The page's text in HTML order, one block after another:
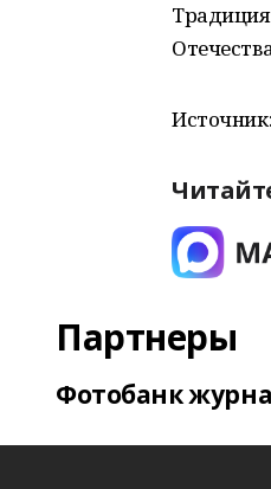
Партнеры
Фотобанк